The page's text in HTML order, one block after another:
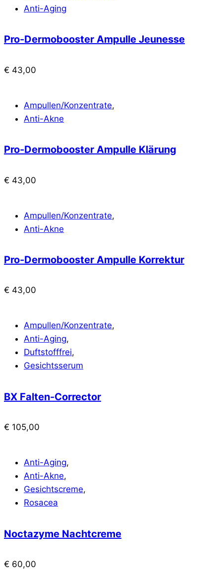
Anti-Aging
Pro-Dermobooster Ampulle Jeunesse
€ 43,00
Ampullen/Konzentrate,
Anti-Akne
Pro-Dermobooster Ampulle Klärung
€ 43,00
Ampullen/Konzentrate,
Anti-Akne
Pro-Dermobooster Ampulle Korrektur
€ 43,00
Ampullen/Konzentrate,
Anti-Aging,
Duftstofffrei,
Gesichtsserum
BX Falten-Corrector
€ 105,00
Anti-Aging,
Anti-Akne,
Gesichtscreme,
Rosacea
Noctazyme Nachtcreme
€ 60,00